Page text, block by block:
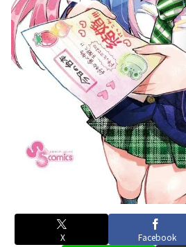
X Facebook